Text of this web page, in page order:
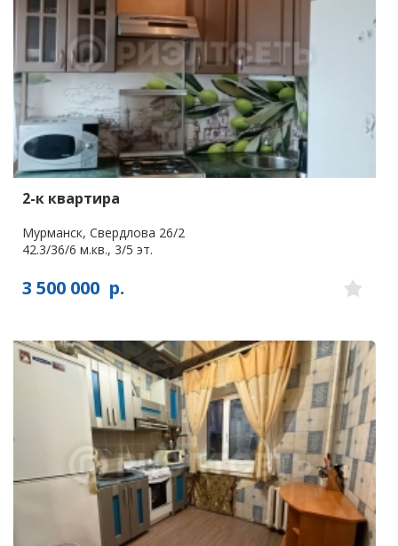
2-к квартира
Мурманск, Свердлова 26/2
42.3/36/6 м.кв., 3/5 эт.
3 500 000 р.